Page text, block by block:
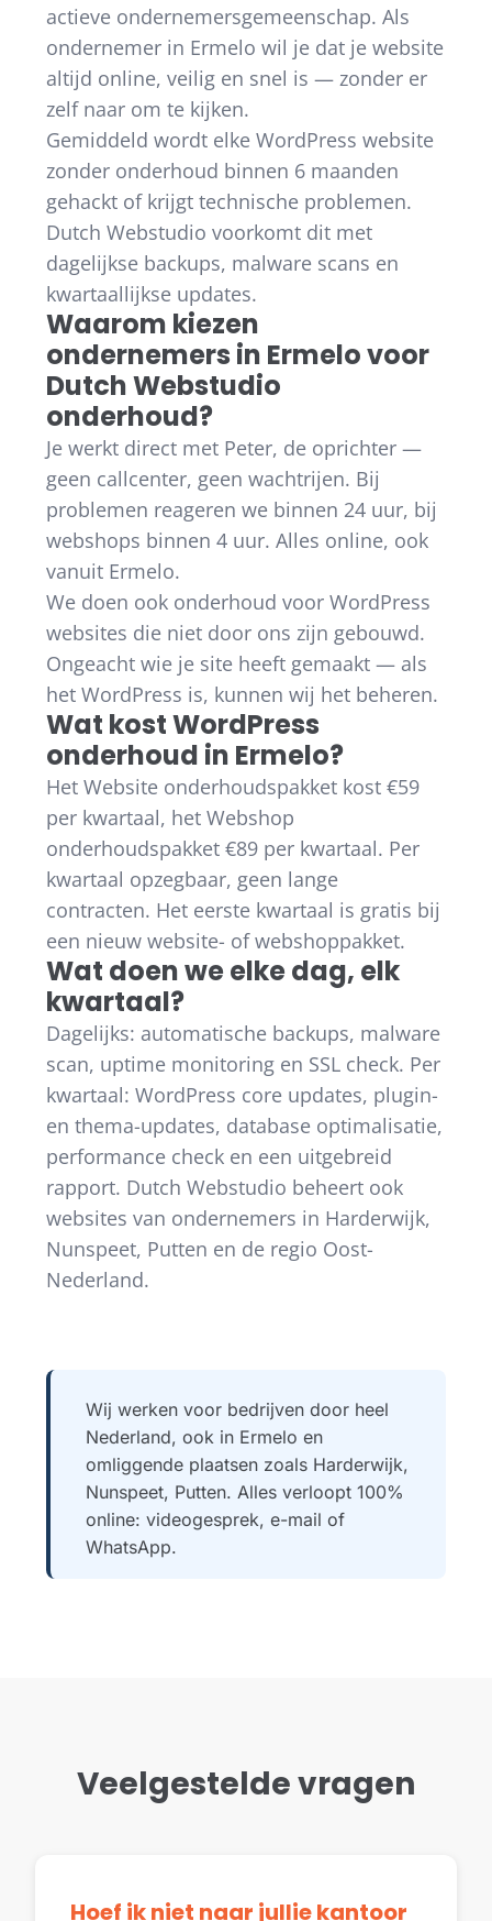
actieve ondernemersgemeenschap. Als
ondernemer in Ermelo wil je dat je website
altijd online, veilig en snel is — zonder er
zelf naar om te kijken.
Gemiddeld wordt elke WordPress website
zonder onderhoud binnen 6 maanden
gehackt of krijgt technische problemen.
Dutch Webstudio voorkomt dit met
dagelijkse backups, malware scans en
kwartaallijkse updates.
Waarom kiezen
ondernemers in Ermelo voor
Dutch Webstudio
onderhoud?
Je werkt direct met Peter, de oprichter —
geen callcenter, geen wachtrijen. Bij
problemen reageren we binnen 24 uur, bij
webshops binnen 4 uur. Alles online, ook
vanuit Ermelo.
We doen ook onderhoud voor WordPress
websites die niet door ons zijn gebouwd.
Ongeacht wie je site heeft gemaakt — als
het WordPress is, kunnen wij het beheren.
Wat kost WordPress
onderhoud in Ermelo?
Het Website onderhoudspakket kost €59
per kwartaal, het Webshop
onderhoudspakket €89 per kwartaal. Per
kwartaal opzegbaar, geen lange
contracten. Het eerste kwartaal is gratis bij
een nieuw website- of webshoppakket.
Wat doen we elke dag, elk
kwartaal?
Dagelijks: automatische backups, malware
scan, uptime monitoring en SSL check. Per
kwartaal: WordPress core updates, plugin-
en thema-updates, database optimalisatie,
performance check en een uitgebreid
rapport. Dutch Webstudio beheert ook
websites van ondernemers in Harderwijk,
Nunspeet, Putten en de regio Oost-
Nederland.
Wij werken voor bedrijven door heel
Nederland, ook in Ermelo en
omliggende plaatsen zoals Harderwijk,
Nunspeet, Putten. Alles verloopt 100%
online: videogesprek, e-mail of
WhatsApp.
Veelgestelde vragen
Hoef ik niet naar jullie kantoor